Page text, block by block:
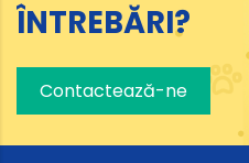
ÎNTREBĂRI?
Contactează-ne